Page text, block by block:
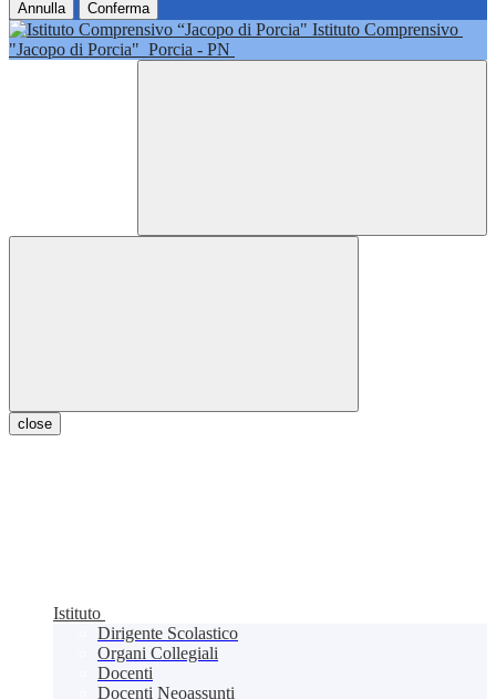
Annulla Conferma
Istituto Comprensivo
"Jacopo di Porcia" Porcia - PN
close
Istituto
Dirigente Scolastico
Organi Collegiali
Docenti
Docenti Neoassunti